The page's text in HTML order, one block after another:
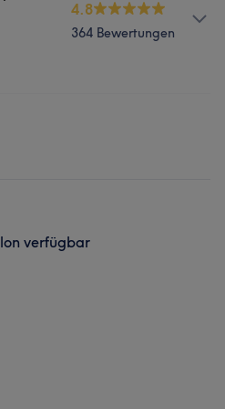
Haarentfernung
4.8
364 Bewertungen
Massage
verfügbar